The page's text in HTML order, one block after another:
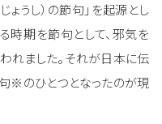
ょうし）の節句」を起源とし
時期を節句として、邪気を
れました。それが日本に伝
句※のひとつとなったのが現